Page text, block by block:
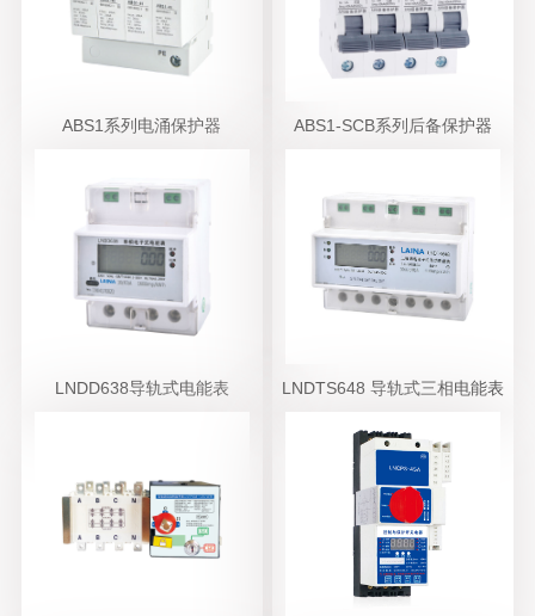
ABS1系列电涌保护器 ABS1-SCB系列后备保护器
LNDD638导轨式电能表 LNDTS648 导轨式三相电能表